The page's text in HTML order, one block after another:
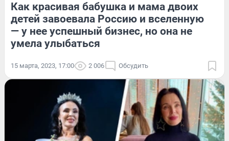
Как красивая бабушка и мама двоих
детей завоевала Россию и вселенную
— у нее успешный бизнес, но она не
умела улыбаться
15 марта, 2023, 17:00 2 006 Обсудить